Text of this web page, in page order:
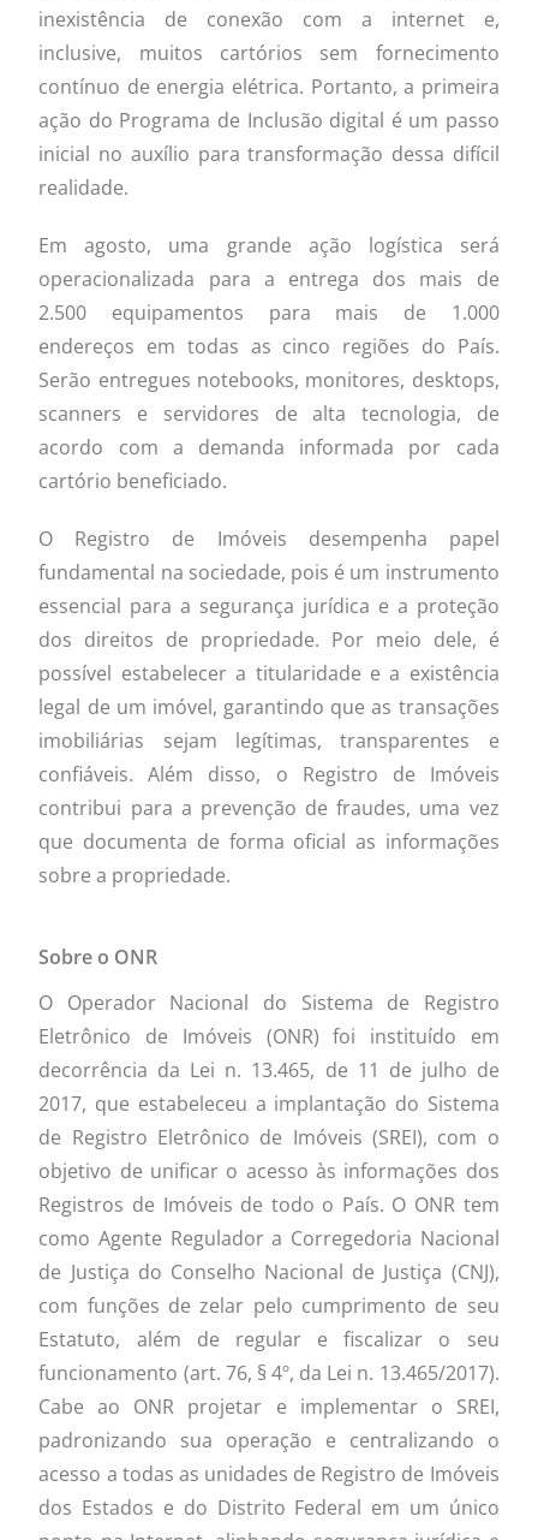
inexistência de conexão com a internet e,
inclusive, muitos cartórios sem fornecimento
contínuo de energia elétrica. Portanto, a primeira
ação do Programa de Inclusão digital é um passo
inicial no auxílio para transformação dessa difícil
realidade.
Em agosto, uma grande ação logística será
operacionalizada para a entrega dos mais de
2.500 equipamentos para mais de 1.000
endereços em todas as cinco regiões do País.
Serão entregues notebooks, monitores, desktops,
scanners e servidores de alta tecnologia, de
acordo com a demanda informada por cada
cartório beneficiado.
O Registro de Imóveis desempenha papel
fundamental na sociedade, pois é um instrumento
essencial para a segurança jurídica e a proteção
dos direitos de propriedade. Por meio dele, é
possível estabelecer a titularidade e a existência
legal de um imóvel, garantindo que as transações
imobiliárias sejam legítimas, transparentes e
confiáveis. Além disso, o Registro de Imóveis
contribui para a prevenção de fraudes, uma vez
que documenta de forma oficial as informações
sobre a propriedade.
Sobre o ONR
O Operador Nacional do Sistema de Registro
Eletrônico de Imóveis (ONR) foi instituído em
decorrência da Lei n. 13.465, de 11 de julho de
2017, que estabeleceu a implantação do Sistema
de Registro Eletrônico de Imóveis (SREI), com o
objetivo de unificar o acesso às informações dos
Registros de Imóveis de todo o País. O ONR tem
como Agente Regulador a Corregedoria Nacional
de Justiça do Conselho Nacional de Justiça (CNJ),
com funções de zelar pelo cumprimento de seu
Estatuto, além de regular e fiscalizar o seu
funcionamento (art. 76, § 4º, da Lei n. 13.465/2017).
Cabe ao ONR projetar e implementar o SREI,
padronizando sua operação e centralizando o
acesso a todas as unidades de Registro de Imóveis
dos Estados e do Distrito Federal em um único